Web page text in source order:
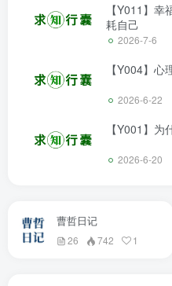
【Y011】
耗自己
2026-7-6
【Y004】
2026-6-22
【Y001】
2026-6-20
曹哲日记
26 742 1